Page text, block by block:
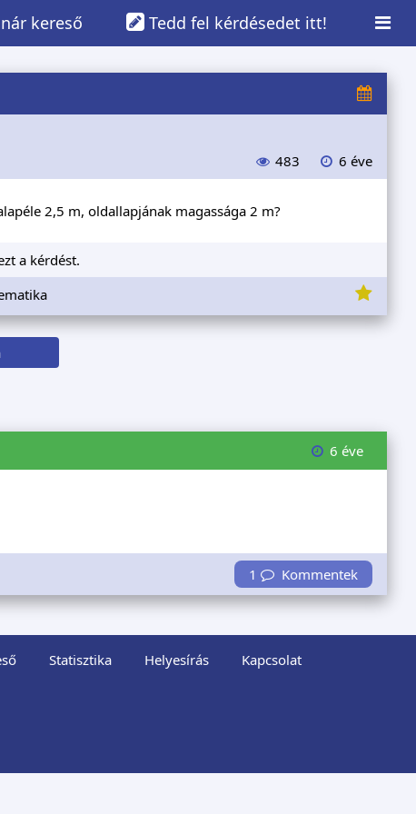
Tedd fel kérdésedet itt!
kereső
483 6 éve
2,5 m, oldallapjának magassága 2 m?
a kérdést.
6 éve
1 Kommentek
Statisztika Helyesírás Kapcsolat